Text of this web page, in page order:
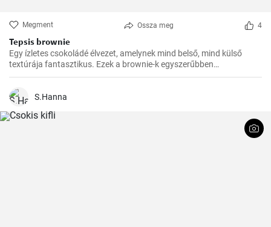
Megment Ossza meg 4
Tepsis brownie
Egy ízletes csokoládé élvezet, amelynek mind belső, mind külső
textúrája fantasztikus. Ezek a brownie-k egyszerűbben
elkészíthetőek, de ugyanolyan finomak, mint a hagyományosabb
nassolásra.
S.Hanna